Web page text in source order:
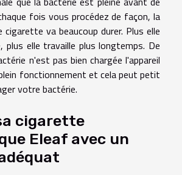
fois vous procédez de façon, la
va beaucoup durer. Plus elle
plus elle travaille plus longtemps. De
n'est pas bien chargée l'appareil
fonctionnement et cela peut petit
votre bactérie.
cigarette
Eleaf avec un